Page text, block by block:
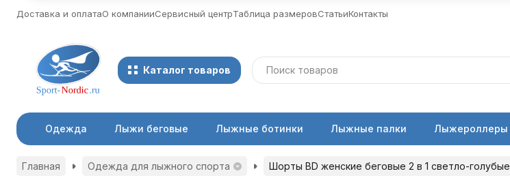
Доставка и оплатаО компанииСервисный центрТаблица размеровСтатьиКонтакты
Каталог товаров
Одежда Лыжи беговые Лыжные ботинки Лыжные палки Лыжероллеры
Главная Одежда для лыжного спорта Шорты BD женские беговые 2 в 1 светло-голубые